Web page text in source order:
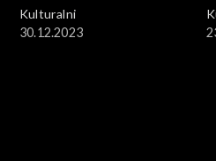
Kulturalni
30.12.2023